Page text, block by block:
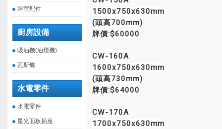
浴室配件
廚房設備
吸油機(油煙機)
瓦斯爐
水電零件
水電零件
星光面板插座
1500x750x630mm
(頭高700mm)
牌價:$60000
CW-160A
1600x750x630mm
(頭高730mm)
牌價:$64000
CW-170A
1700x750x630mm